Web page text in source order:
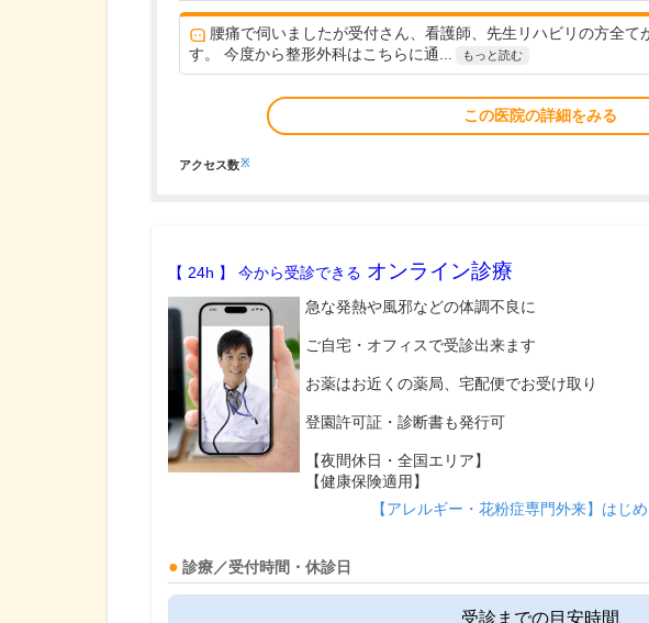
腰痛で伺いましたが受付さん、看護師、先生リハビリの方全て
す。 今度から整形外科はこちらに通...
もっと読む
この医院の詳細をみる
アクセス数※
【 24h 】 今から受診できる オンライン診療
急な発熱や風邪などの体調不良に
ご自宅・オフィスで受診出来ます
お薬はお近くの薬局、宅配便でお受け取り
登園許可証・診断書も発行可
【夜間休日・全国エリア】
【健康保険適用】
【アレルギー・花粉症専門外来】はじめ
診療／受付時間・休診日
受診までの目安時間